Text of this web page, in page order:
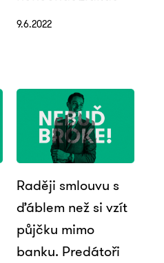
9.6.2022
Raději smlouvu s
ďáblem než si vzít
půjčku mimo
banku. Predátoři